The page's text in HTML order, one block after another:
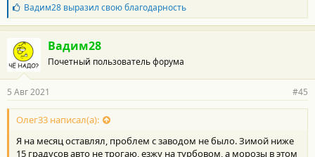
Б
л
а
г
о
д
а
н
о
с
и
:
Вадим28выразил свою благодарность
Вадим28
Почетный пользователь форума
5 Авг 2021 #45
Олег33 написал(а):
Я на месяц оставлял, проблем с заводом не было. Зимой ниже
15 градусов авто не трогаю, езжу на турбовом, а морозы в этом